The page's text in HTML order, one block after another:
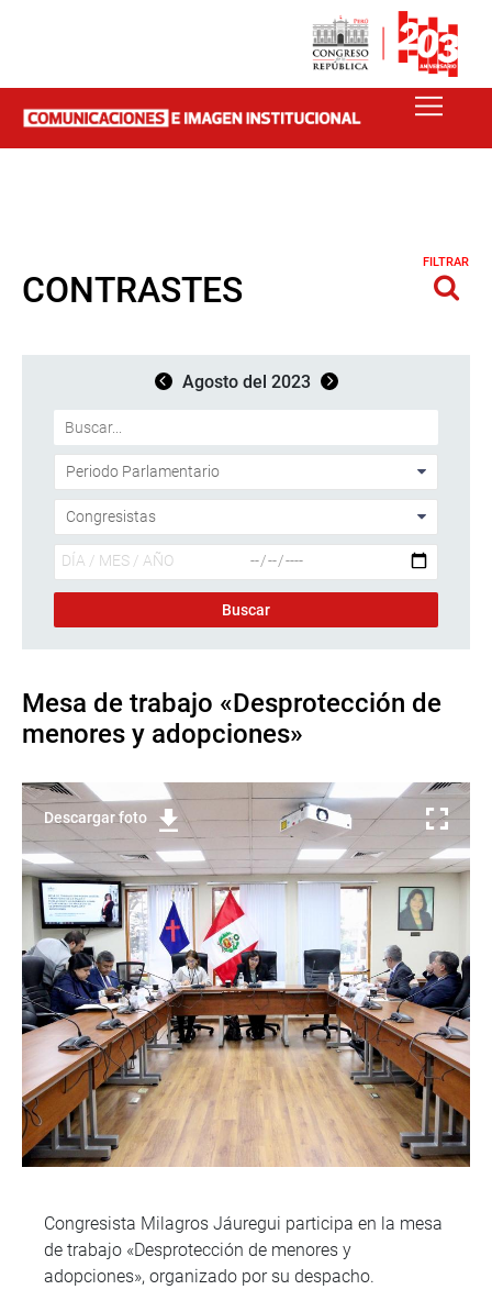
CONTRASTES
FILTRAR
Agosto del 2023
Mesa de trabajo «Desprotección de
menores y adopciones»
Descargar foto
Congresista Milagros Jáuregui participa en la mesa
de trabajo «Desprotección de menores y
adopciones», organizado por su despacho.